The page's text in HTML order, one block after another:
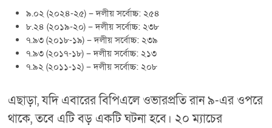
৯.০২ (২০২৪-২৫) – দলীয় সর্বোচ্চ: ২৫৪
৮.২৪ (২০১৯-২০) – দলীয় সর্বোচ্চ: ২৩৮
৭.৯৩ (২০১৮-১৯) – দলীয় সর্বোচ্চ: ২৩৯
৭.৯৩ (২০১৭-১৮) – দলীয় সর্বোচ্চ: ২১৩
৭.৯২ (২০১১-১২) – দলীয় সর্বোচ্চ: ২০৮
এছাড়া, যদি এবারের বিপিএলে ওভারপ্রতি রান ৯-এর ওপরে
থাকে, তবে এটি বড় একটি ঘটনা হবে। ২০ ম্যাচের